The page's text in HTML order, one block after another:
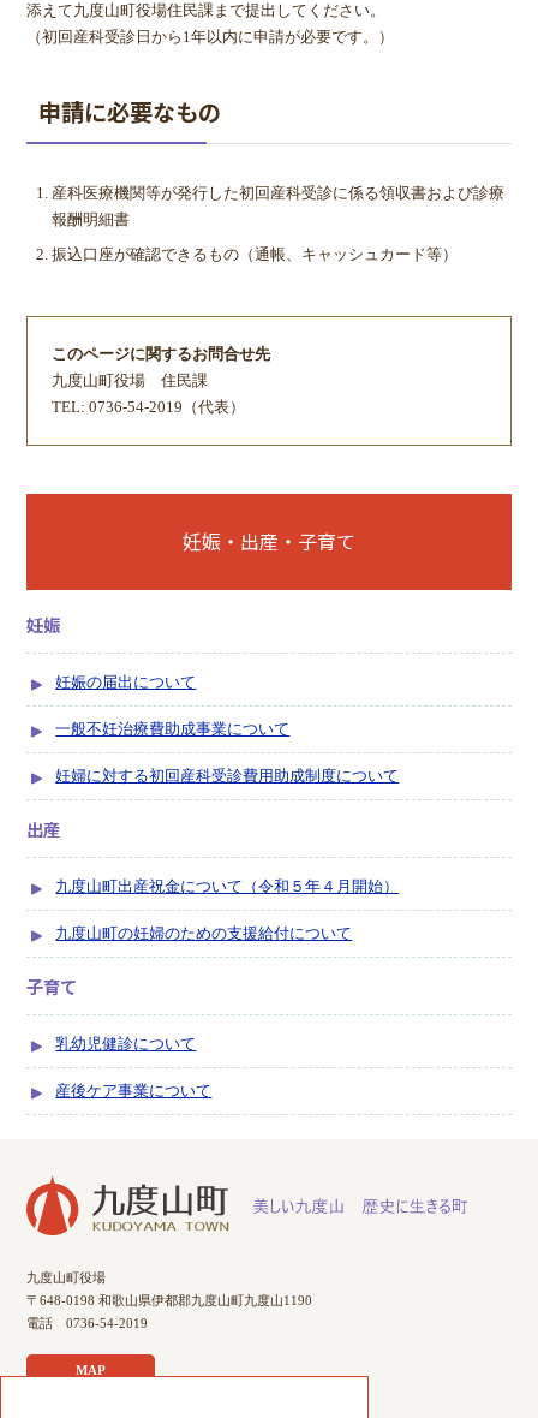
添えて九度山町役場住民課まで提出してください。
（初回産科受診日から1年以内に申請が必要です。）
申請に必要なもの
産科医療機関等が発行した初回産科受診に係る領収書および診療
報酬明細書
振込口座が確認できるもの（通帳、キャッシュカード等）
このページに関するお問合せ先
九度山町役場住民課
TEL: 0736-54-2019（代表）
妊娠・出産・子育て
妊娠
妊娠の届出について
一般不妊治療費助成事業について
妊婦に対する初回産科受診費用助成制度について
出産
九度山町出産祝金について（令和５年４月開始）
九度山町の妊婦のための支援給付について
子育て
乳幼児健診について
産後ケア事業について
九度山町役場
〒648-0198 和歌山県伊都郡九度山町九度山1190
電話 0736-54-2019
MAP